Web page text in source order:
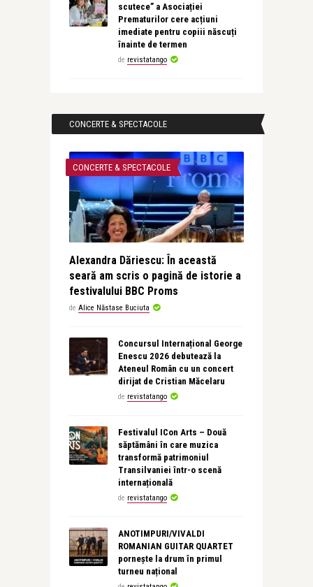
scutece” a Asociației
Prematurilor cere acțiuni
imediate pentru copiii născuți
înainte de termen
de revistatango
CONCERTE & SPECTACOLE
CONCERTE & SPECTACOLE
Alexandra Dăriescu: În această
seară am scris o pagină de istorie a
festivalului BBC Proms
de Alice Năstase Buciuta
Concursul Internațional George
Enescu 2026 debutează la
Ateneul Român cu un concert
dirijat de Cristian Măcelaru
de revistatango
Festivalul ICon Arts – Două
săptămâni în care muzica
transformă patrimoniul
Transilvaniei într-o scenă
internațională
de revistatango
ANOTIMPURI/VIVALDI
ROMANIAN GUITAR QUARTET
pornește la drum în primul
turneu național